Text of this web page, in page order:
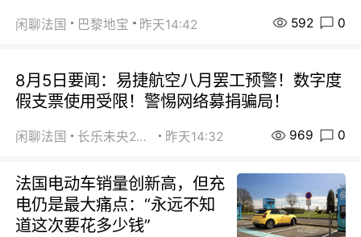
闲聊法国 巴黎地宝 昨天14:42 592 0
8月5日要闻：易捷航空八月罢工预警！数字度
假支票使用受限！警惕网络募捐骗局！
闲聊法国 长乐未央2015 昨天14:32 969 0
法国电动车销量创新高，但充
电仍是最大痛点：“永远不知
道这次要花多少钱”